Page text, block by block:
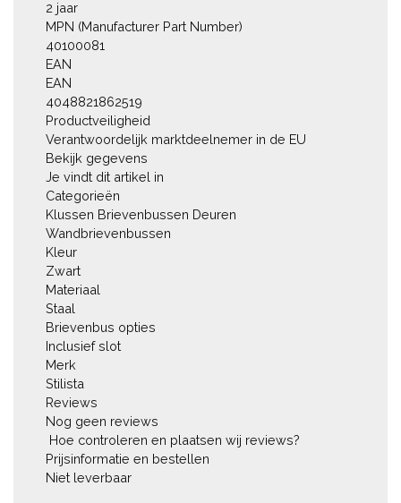
2 jaar
MPN (Manufacturer Part Number)
40100081
EAN
EAN
4048821862519
Productveiligheid
Verantwoordelijk marktdeelnemer in de EU
Bekijk gegevens
Je vindt dit artikel in
Categorieën
Klussen Brievenbussen Deuren
Wandbrievenbussen
Kleur
Zwart
Materiaal
Staal
Brievenbus opties
Inclusief slot
Merk
Stilista
Reviews
Nog geen reviews
Prijsinformatie en bestellen
Niet leverbaar